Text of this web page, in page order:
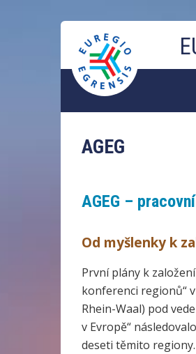
AGEG
AGEG –
Od myšlenky k
První plány k
konferenci regionů“
Rhein-Waal) pod
v Evropě“
deseti těmito regiony.